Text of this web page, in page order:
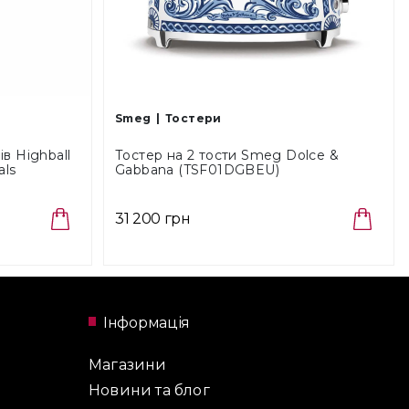
Highball
Smeg Тостери
Тостер на 2 тости Smeg Dolce &
Gabbana (TSF01DGBEU)
31 200 грн
Інформація
Магазини
Новини та блог